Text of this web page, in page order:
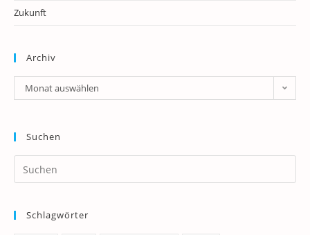
Zukunft
Archiv
Archiv
Monat auswählen
Suchen
Schlagwörter